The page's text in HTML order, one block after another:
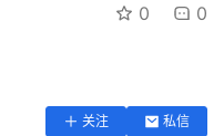
0 0
关注
私信